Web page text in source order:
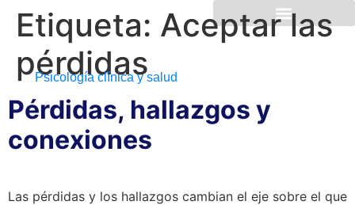
Psicología clínica y salud
Etiqueta: Aceptar las
pérdidas
Pérdidas, hallazgos y
conexiones
Las pérdidas y los hallazgos cambian el eje sobre el que